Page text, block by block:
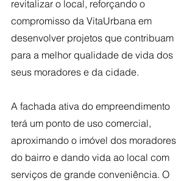
revitalizar o local, reforçando o
compromisso da VitaUrbana em
desenvolver projetos que contribuam
para a melhor qualidade de vida dos
seus moradores e da cidade.
A fachada ativa do empreendimento
terá um ponto de uso comercial,
aproximando o imóvel dos moradores
do bairro e dando vida ao local com
serviços de grande conveniência. O